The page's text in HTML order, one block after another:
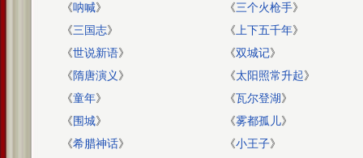
《呐喊》 《三个火枪手》
《三国志》 《 上下五千年》
《世说新语》 《双城记》
《隋唐演义》 《太阳照常升起》
《童年》 《瓦尔登湖》
《围城》 《雾都孤儿》
《希腊神话》 《小王子》